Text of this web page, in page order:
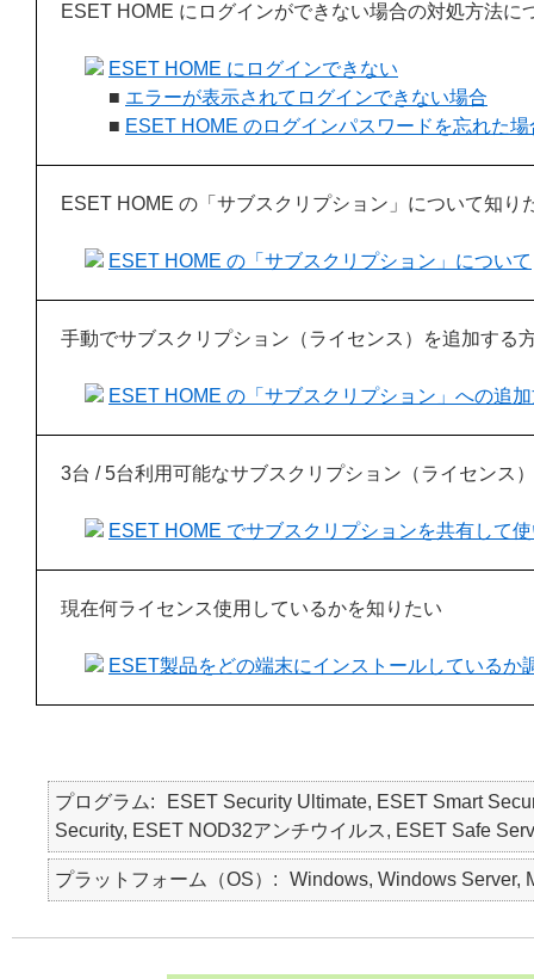
ESET HOME にログインができない場合の対処方法に
ESET HOME にログインできない
■ エラーが表示されてログインできない場合
■ ESET HOME のログインパスワードを忘れた場
ESET HOME の「サブスクリプション」について知り
ESET HOME の「サブスクリプション」について
手動でサブスクリプション（ライセンス）を追加する
ESET HOME の「サブスクリプション」への追
3台 / 5台利用可能なサブスクリプション（ライセンス
ESET HOME でサブスクリプションを共有して
現在何ライセンス使用しているかを知りたい
ESET製品をどの端末にインストールしているか
プログラム
ESET Security Ultimate, ESET Smart
Security, ESET NOD32アンチウイルス, ESET Safe
プラットフォーム（OS） Windows, Windows Server,